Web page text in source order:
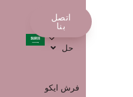
محل
حل
فرش ايكو
اتصل
بنا
العربية